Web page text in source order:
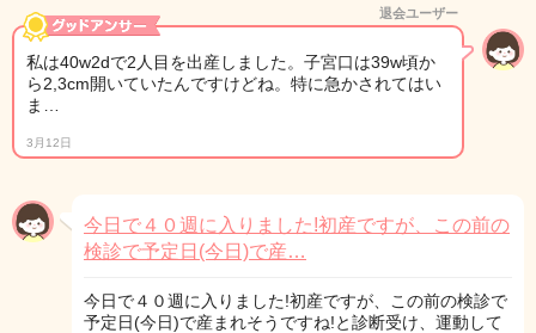
退会ユーザー
私は40w2dで2人目を出産しました。子宮口は39w頃か
ら2,3cm開いていたんですけどね。特に急かされてはい
ま…
3月12日
今日で４０週に入りました!初産ですが、この前の
検診で予定日(今日)で産…
今日で４０週に入りました!初産ですが、この前の検診で
予定日(今日)で産まれそうですね!と診断受け、運動して